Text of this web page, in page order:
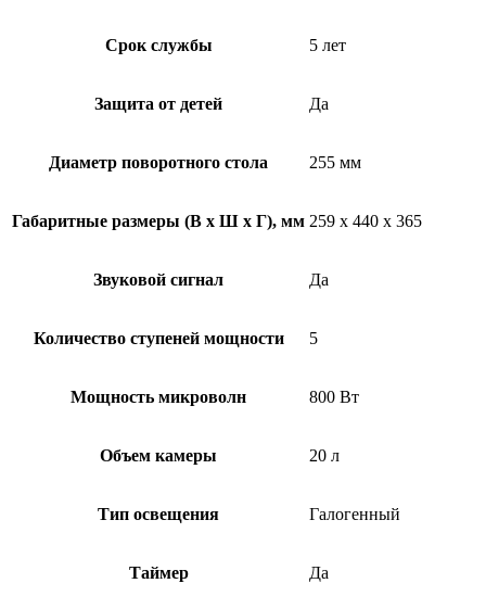
Срок службы 5 лет
Защита от детей Да
Диаметр поворотного стола 255 мм
Габаритные размеры (В x Ш x Г), мм 259 х 440 х 365
Звуковой сигнал Да
Количество ступеней мощности 5
Мощность микроволн 800 Вт
Объем камеры 20 л
Тип освещения Галогенный
Таймер Да